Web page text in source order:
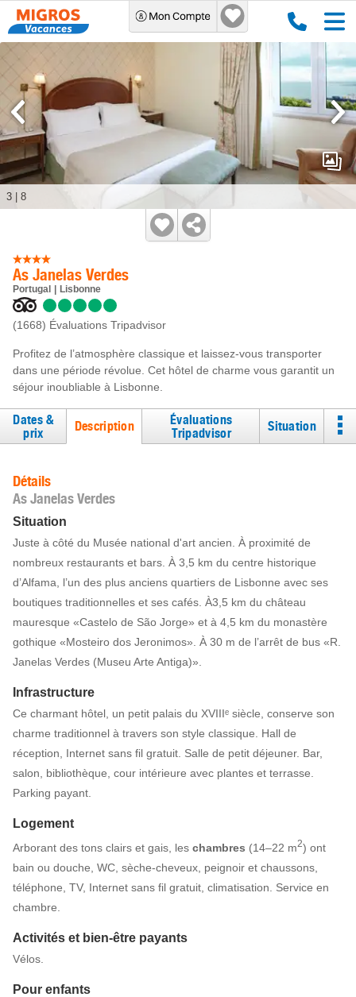
As Janelas Verdes
Portugal Lisbonne
(1668) Évaluations Tripadvisor
Profitez de l’atmosphère classique et laissez-vous transporter
dans une période révolue. Cet hôtel de charme vous garantit un
séjour inoubliable à Lisbonne.
3 8
Dates &
prix
Description
Évaluations
Tripadvisor
Situation
Détails
As Janelas Verdes
Situation
Juste à côté du Musée national d'art ancien. À proximité de
nombreux restaurants et bars. À 3,5 km du centre historique
d’Alfama, l’un des plus anciens quartiers de Lisbonne avec ses
boutiques traditionnelles et ses cafés. À3,5 km du château
mauresque «Castelo de São Jorge» et à 4,5 km du monastère
gothique «Mosteiro dos Jeronimos». À 30 m de l’arrêt de bus «R.
Janelas Verdes (Museu Arte Antiga)».
Infrastructure
Ce charmant hôtel, un petit palais du XVIIIᵉ siècle, conserve son
charme traditionnel à travers son style classique. Hall de
réception, Internet sans fil gratuit. Salle de petit déjeuner. Bar,
salon, bibliothèque, cour intérieure avec plantes et terrasse.
Parking payant.
Logement
Arborant des tons clairs et gais, les chambres (14–22 m2) ont
bain ou douche, WC, sèche-cheveux, peignoir et chaussons,
téléphone, TV, Internet sans fil gratuit, climatisation. Service en
chambre.
Activités et bien-être payants
Vélos.
Pour enfants